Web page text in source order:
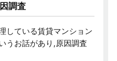
調査
している賃貸マンション
うお話があり,原因調査